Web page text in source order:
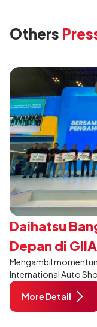
Others
Daihatsu
Depan di
Mengambil
International Auto
komitmennya dalam
Manusia) melalui
Membangun Negeri”.
More Detail